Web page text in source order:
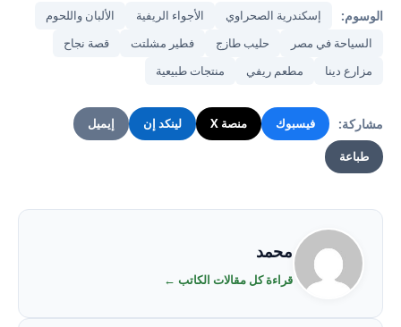
الوسوم: إسكندرية الصحراوي الأجواء الريفية
الألبان واللحوم
السياحة في مصر
حليب طازج فطير مشلتت
قصة نجاح
مزارع دينا
مطعم ريفي منتجات طبيعية
مشاركة: فيسبوك منصة X لينكد إن إيميل
طباعة
محمد
قراءة كل مقالات الكاتب ←